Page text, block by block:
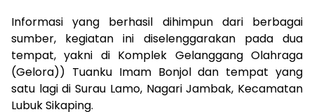
Informasi yang berhasil dihimpun dari berbagai
sumber, kegiatan ini diselenggarakan pada dua
tempat, yakni di Komplek Gelanggang Olahraga
(Gelora)) Tuanku Imam Bonjol dan tempat yang
satu lagi di Surau Lamo, Nagari Jambak, Kecamatan
Lubuk Sikaping.